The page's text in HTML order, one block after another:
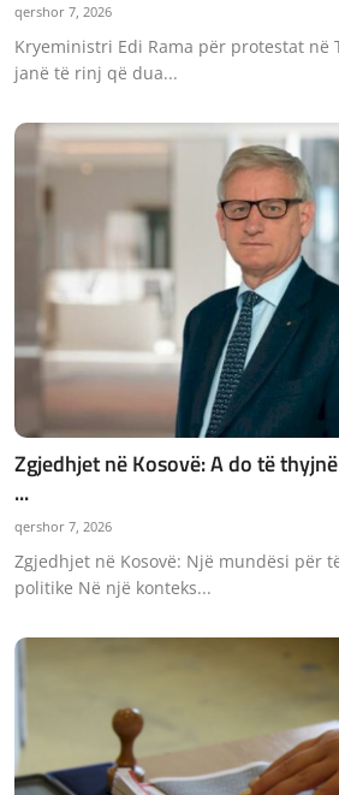
qershor 7, 2026
Kryeministri Edi Rama për protestat në
janë të rinj që dua...
Zgjedhjet në Kosovë: A do të
...
qershor 7, 2026
Zgjedhjet në Kosovë: Një mundësi për
politike Në një konteks...